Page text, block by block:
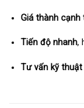
Giá thành cạnh
Tiến độ nhanh,
Tư vấn kỹ thuật